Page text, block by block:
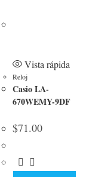
Vista rápida
Reloj
Casio LA-
670WEMY-9DF
$71.00